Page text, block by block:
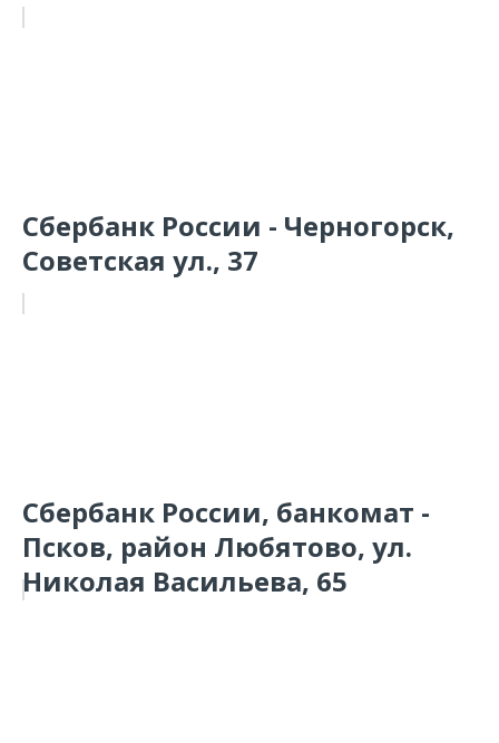
Сбербанк России - Черногорск,
Советская ул., 37
Сбербанк России, банкомат -
Псков, район Любятово, ул.
Николая Васильева, 65